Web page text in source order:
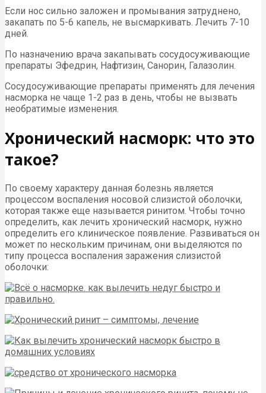
Если нос сильно заложен и промывания затруднено,
закапать по 5-6 капель, не высмаркивать. Лечить 7-10
дней.
По назначению врача закапывать сосудосуживающие
препараты Эфедрин, Нафтизин, Санорин, Галазолин.
Сосудосуживающие препараты применять для лечения
насморка не чаще 1-2 раз в день, чтобы не вызвать
необратимые изменения.
Хронический насморк: что это
такое?
По своему характеру данная болезнь является
процессом воспаления носовой слизистой оболочки,
которая также еще называется ринитом. Чтобы точно
определить, как лечить хронический насморк, нужно
определить его клиническое появление. Развиваться он
может по нескольким причинам, они выделяются по
типу процесса воспаления заражения слизистой
оболочки: